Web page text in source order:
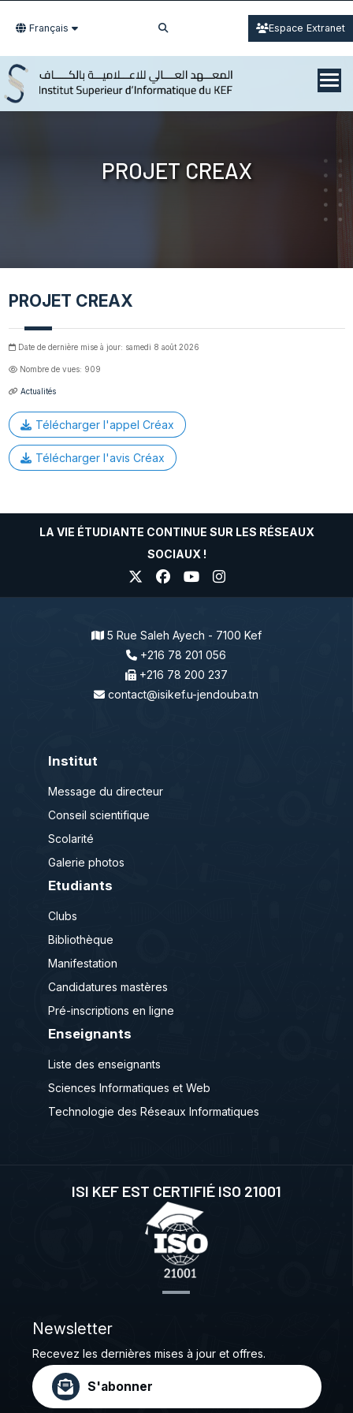
Français Espace Extranet
PROJET CREAX
PROJET CREAX
Date de dernière mise à jour: samedi 8 août 2026
Nombre de vues: 909
Actualités
Télécharger l'appel Créax
Télécharger l'avis Créax
LA VIE ÉTUDIANTE CONTINUE SUR LES RÉSEAUX
SOCIAUX !
5 Rue Saleh Ayech - 7100 Kef
+216 78 201 056
+216 78 200 237
contact@isikef.u-jendouba.tn
Institut
Message du directeur
Conseil scientifique
Scolarité
Galerie photos
Etudiants
Clubs
Bibliothèque
Manifestation
Candidatures mastères
Pré-inscriptions en ligne
Enseignants
Liste des enseignants
Sciences Informatiques et Web
Technologie des Réseaux Informatiques
ISI KEF EST CERTIFIÉ ISO 21001
Newsletter
Recevez les dernières mises à jour et offres.
S'abonner